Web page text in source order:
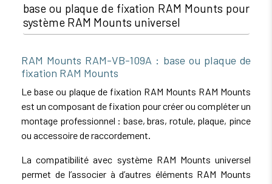
base ou plaque de fixation RAM Mounts pour
système RAM Mounts universel
RAM Mounts RAM-VB-109A : base ou plaque de
fixation RAM Mounts
Le base ou plaque de fixation RAM Mounts RAM Mounts
est un composant de fixation pour créer ou compléter un
montage professionnel : base, bras, rotule, plaque, pince
ou accessoire de raccordement.
La compatibilité avec système RAM Mounts universel
permet de l’associer à d’autres éléments RAM Mounts